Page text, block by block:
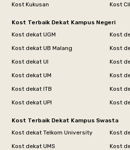
Kost Kukusan
Kost
Kost Terbaik Dekat Kampus Negeri
Kost dekat UGM
Kost
Kost dekat UB Malang
Kost
Kost dekat UI
Kost
Kost dekat UM
Kost
Kost dekat ITB
Kost
Kost dekat UPI
Kost
Kost Terbaik Dekat Kampus Swasta
Kost dekat Telkom University
Kost
Kost dekat UMS
Kost